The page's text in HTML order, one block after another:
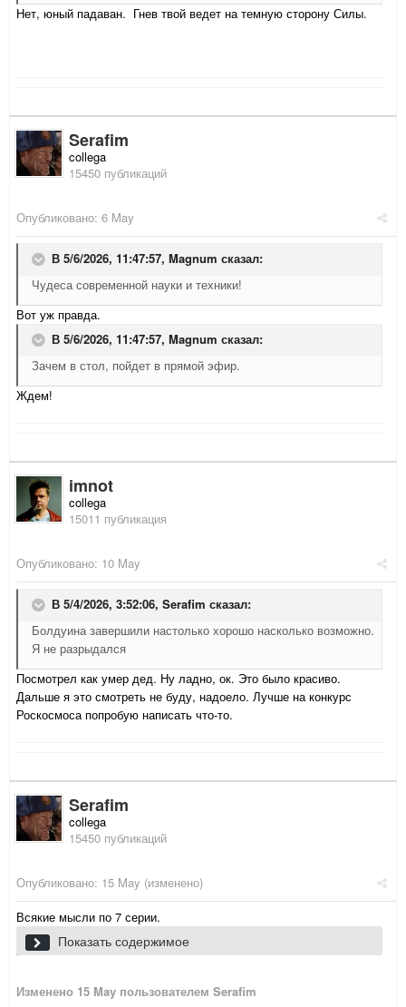
Нет, юный падаван. Гнев твой ведет на темную сторону Силы.
Serafim
collega
15450 публикаций
Опубликовано: 6 May
В 5/6/2026, 11:47:57, Magnum сказал:
Чудеса современной науки и техники!
Вот уж правда.
В 5/6/2026, 11:47:57, Magnum сказал:
Зачем в стол, пойдет в прямой эфир.
Ждем!
imnot
collega
15011 публикация
Опубликовано: 10 May
В 5/4/2026, 3:52:06, Serafim сказал:
Болдуина завершили настолько хорошо насколько возможно.
Я не разрыдался
Посмотрел как умер дед. Ну ладно, ок. Это было красиво.
Дальше я это смотреть не буду, надоело. Лучше на конкурс
Роскосмоса попробую написать что-то.
Serafim
collega
15450 публикаций
Опубликовано: 15 May (изменено)
Всякие мысли по 7 серии.
Противостояние восставших марсиан с землянами неплохое. Не
банальная война пиу-пиу что сразу плюс к реализму.
марсианских подростков как в итоге никто не умер кроме какой то
Показать содержимое
Изменено 15 May пользователем Serafim